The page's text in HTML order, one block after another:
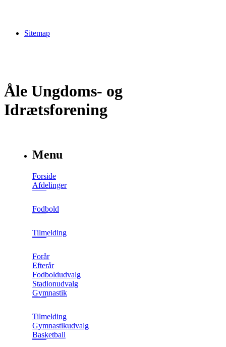
Sitemap
Åle Ungdoms- og
Idrætsforening
Menu
Forside
Afdelinger
Fodbold
Tilmelding
Forår
Efterår
Fodboldudvalg
Stadionudvalg
Gymnastik
Tilmelding
Gymnastikudvalg
Basketball